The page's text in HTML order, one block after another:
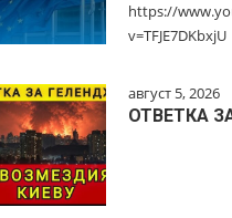
https://
v=TFJE7DKbxjU
август 5, 2026
ОТВЕТКА